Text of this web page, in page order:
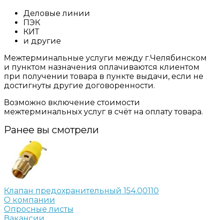
Деловые линии
ПЭК
КИТ
и другие
Межтерминальные услуги между г.Челябинском
и пунктом назначения оплачиваются клиентом
при получении товара в пункте выдачи, если не
достигнуты другие договоренности.
Возможно включение стоимости
межтерминальных услуг в счёт на оплату товара.
Ранее вы смотрели
Клапан предохранительный 154.00110
О компании
Опросные листы